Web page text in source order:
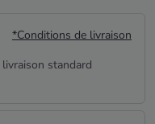
*Conditions de livraison
standard